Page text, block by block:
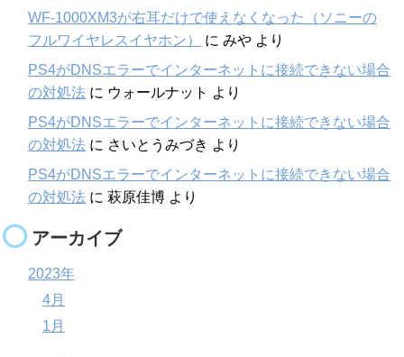
WF-1000XM3が右耳だけで使えなくなった（ソニーの
フルワイヤレスイヤホン）
に みや より
PS4がDNSエラーでインターネットに接続できない場合
の対処法 に ウォールナット より
PS4がDNSエラーでインターネットに接続できない場合
の対処法 に さいとうみづき より
PS4がDNSエラーでインターネットに接続できない場合
の対処法 に 萩原佳博 より
アーカイブ
2023年
4月
1月